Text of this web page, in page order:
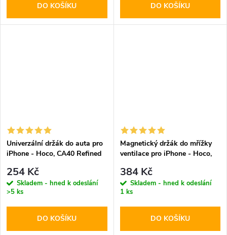
DO KOŠÍKU DO KOŠÍKU
Univerzální držák do auta pro
iPhone - Hoco, CA40 Refined
254 Kč
Skladem - hned k odeslání
>5 ks
DO KOŠÍKU
Magnetický držák do mřížky
ventilace pro iPhone - Hoco,
384 Kč
Skladem - hned k odeslání
1 ks
DO KOŠÍKU